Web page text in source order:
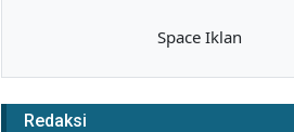
Space Iklan
Redaksi